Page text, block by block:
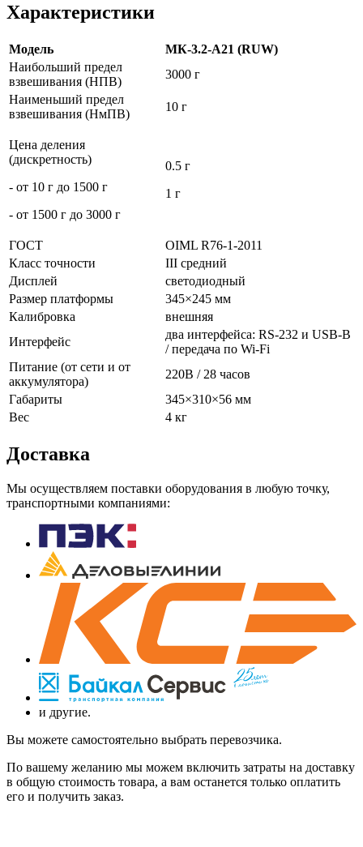
Характеристики
Модель
МК-3.2-А21 (RUW)
Наибольший предел
взвешивания (НПВ)
3000 г
Наименьший предел
взвешивания (НмПВ)
10 г
Цена деления
(дискретность)
- от 10 г до 1500 г
- от 1500 г до 3000 г
0.5 г
1 г
ГОСТ
OIML R76-1-2011
Класс точности
III средний
Дисплей
светодиодный
Размер платформы
345×245 мм
Калибровка
внешняя
Интерфейс
два интерфейса: RS-232 и USB-B
/ передача по Wi-Fi
Питание (от сети и от
аккумулятора)
220В / 28 часов
Габариты
345×310×56 мм
Вес
4 кг
Доставка
Мы осуществляем поставки оборудования в любую точку,
транспортными компаниями:
и другие.
Вы можете самостоятельно выбрать перевозчика.
По вашему желанию мы можем включить затраты на доставку
в общую стоимость товара, а вам останется только оплатить
его и получить заказ.